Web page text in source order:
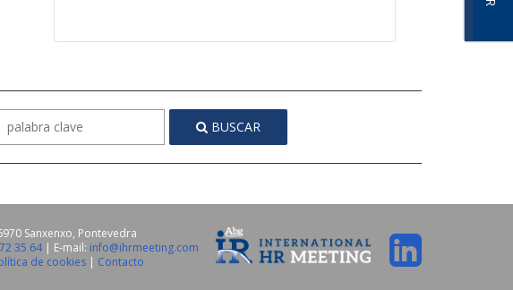
BUSCAR
Sanxenxo, Pontevedra
35 64| E-mail: info@ihrmeeting.com
de cookies | Contacto